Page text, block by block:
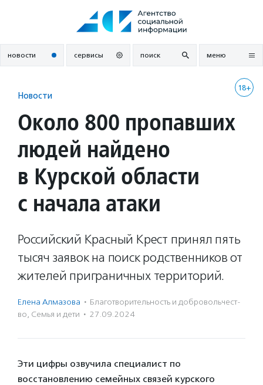
новости сервисы поиск меню
18+
Новости
Около 800 пропавших
людей найдено
в Курской области
с начала атаки
Российский Красный Крест принял пять
тысяч заявок на поиск родственников от
жителей приграничных территорий.
Елена Алмазова · Благотвори­тель­ность и доброволь­чест­
во, Семья и дети · 27.09.2024
Эти цифры озвучила специалист по
восстановлению семейных связей курского